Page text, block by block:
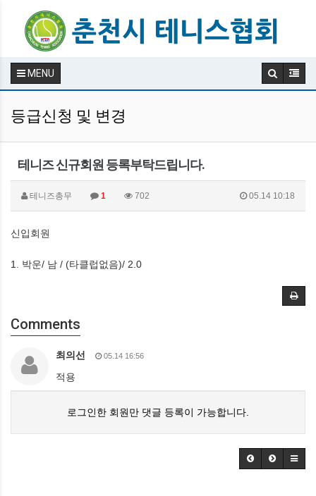
MENU
등급신청 및 변경
테니즈 신규회원 등록부탁드립니다.
테니즈총무 1 702 05.14 10:18
신입회원
1. 박운/ 남 / (타클럽없음)/ 2.0
Comments
최의선 05.14 16:56
적용
로그인한 회원만 댓글 등록이 가능합니다.